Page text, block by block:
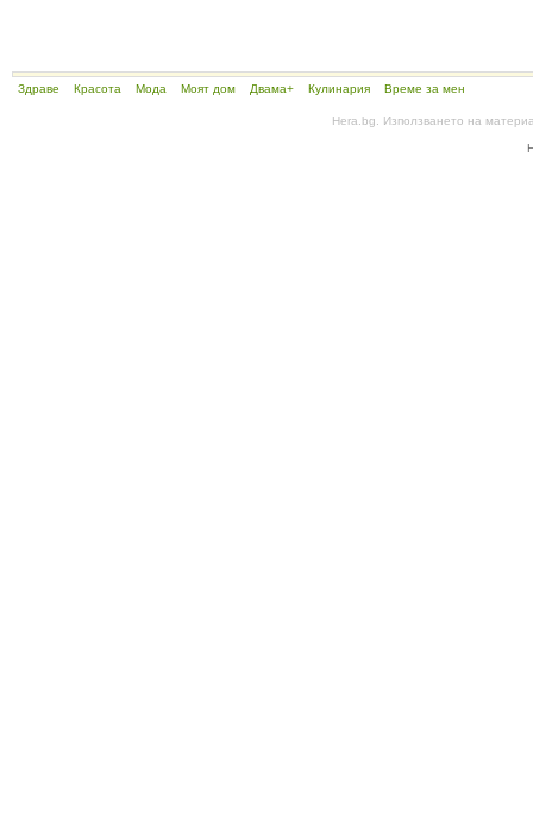
Здраве Красота Мода Моят дом Двама+ Кулинария Време за мен
Hera.bg. Използването на